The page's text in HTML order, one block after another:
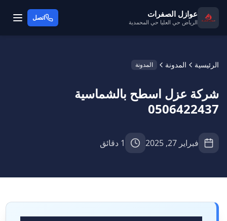
عوازل الصفرات
الرياض حي العليا حي المحمدية
اتصل
الرئيسية المدونة المدونة
شركة عزل اسطح بالشماسية
0506422437
فبراير 27, 2025 1 دقائق